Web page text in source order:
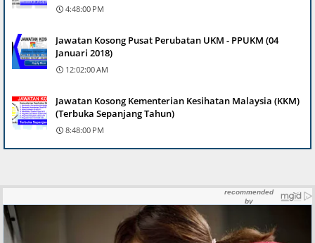
4:48:00 PM
Jawatan Kosong Pusat Perubatan UKM - PPUKM (04
Januari 2018)
12:02:00 AM
Jawatan Kosong Kementerian Kesihatan Malaysia (KKM)
(Terbuka Sepanjang Tahun)
8:48:00 PM